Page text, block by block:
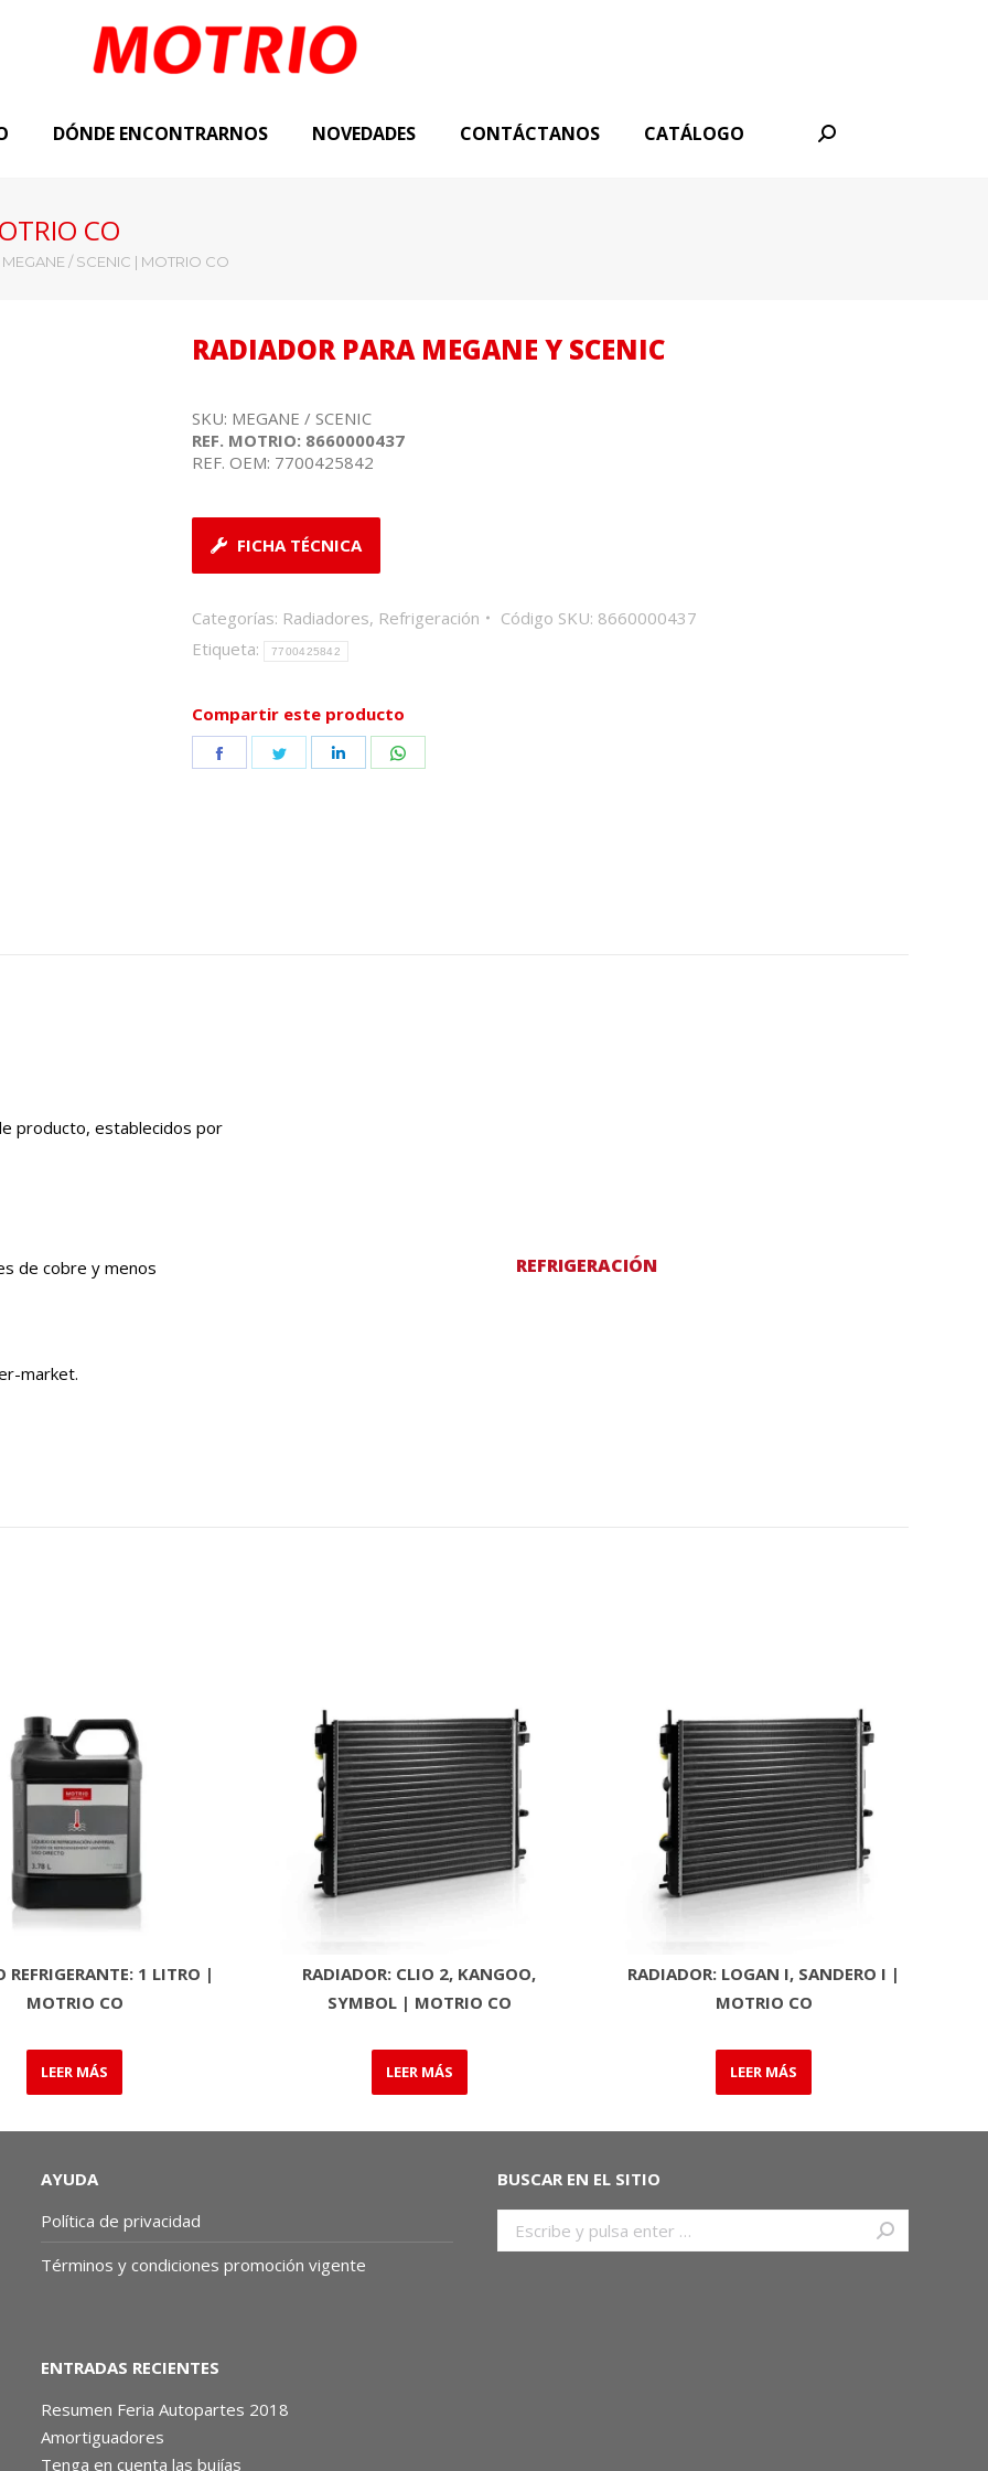
DÓNDE ENCONTRARNOS NOVEDADES CONTÁCTANOS CATÁLOGO Buscar:
CO
/ SCENIC | MOTRIO CO
RADIADOR PARA MEGANE Y SCENIC
SKU: MEGANE / SCENIC
REF. MOTRIO: 8660000437
REF. OEM: 7700425842
FICHA TÉCNICA
Categorías: Radiadores, Refrigeración Código SKU: 8660000437
Etiqueta:
7700425842
Compartir este producto
Share
Share
Share
producto, establecidos por
de cobre y menos
market.
REFRIGERACIÓN
REFRIGERANTE: 1 LITRO |
MOTRIO CO
LEER MÁS
RADIADOR: CLIO 2, KANGOO,
SYMBOL | MOTRIO CO
LEER MÁS
RADIADOR: LOGAN I, SANDERO I |
MOTRIO CO
LEER MÁS
AYUDA
Política de privacidad
Términos y condiciones promoción vigente
BUSCAR EN EL SITIO
ENTRADAS RECIENTES
Resumen Feria Autopartes 2018
Amortiguadores
Tenga en cuenta las bujías